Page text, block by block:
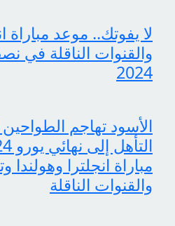
لا يفوتك.. موعد مباراة
والقنوات الناقلة في
2024
الأسود تهاجم
مباراة انجلترا وهولندا
والقنوات الناقلة